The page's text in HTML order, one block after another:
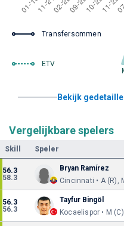
Transfersommen
ETV
Bekijk
Vergelijkbare spelers
Skill Speler
56.3
58.3
Bryan Ramírez
Cincinnati • A (R),
56.3
56.3
Tayfur Bingöl
Kocaelispor • M